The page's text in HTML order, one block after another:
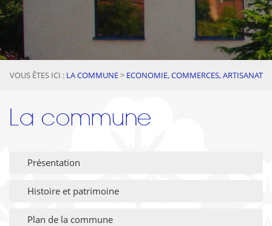
VOUS ÊTES ICI : LA COMMUNE> ECONOMIE, COMMERCES, ARTISANAT
La commune
Présentation
Histoire et patrimoine
Plan de la commune